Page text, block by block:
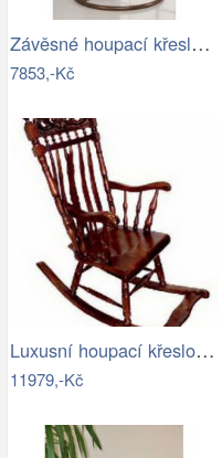
Závěsné houpací křeslo - AX
7853,-Kč
Luxusní houpací křeslo - EL
11979,-Kč